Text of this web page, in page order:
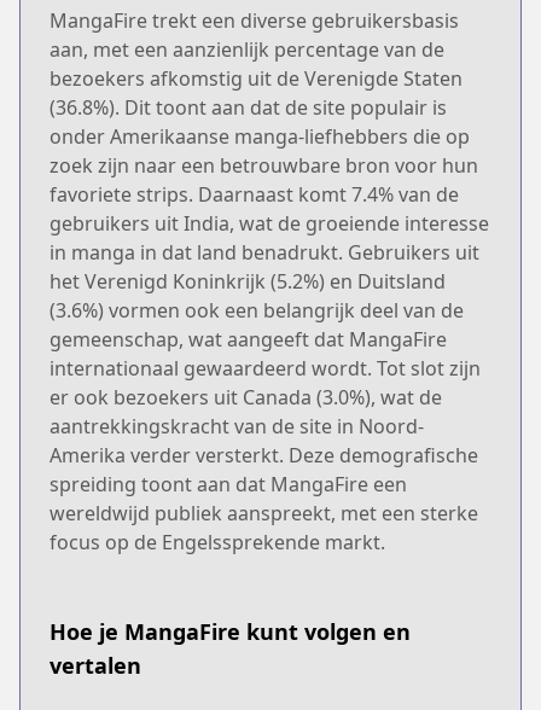
MangaFire trekt een diverse gebruikersbasis
aan, met een aanzienlijk percentage van de
bezoekers afkomstig uit de Verenigde Staten
(36.8%). Dit toont aan dat de site populair is
onder Amerikaanse manga-liefhebbers die op
zoek zijn naar een betrouwbare bron voor hun
favoriete strips. Daarnaast komt 7.4% van de
gebruikers uit India, wat de groeiende interesse
in manga in dat land benadrukt. Gebruikers uit
het Verenigd Koninkrijk (5.2%) en Duitsland
(3.6%) vormen ook een belangrijk deel van de
gemeenschap, wat aangeeft dat MangaFire
internationaal gewaardeerd wordt. Tot slot zijn
er ook bezoekers uit Canada (3.0%), wat de
aantrekkingskracht van de site in Noord-
Amerika verder versterkt. Deze demografische
spreiding toont aan dat MangaFire een
wereldwijd publiek aanspreekt, met een sterke
focus op de Engelssprekende markt.
Hoe je MangaFire kunt volgen en
vertalen